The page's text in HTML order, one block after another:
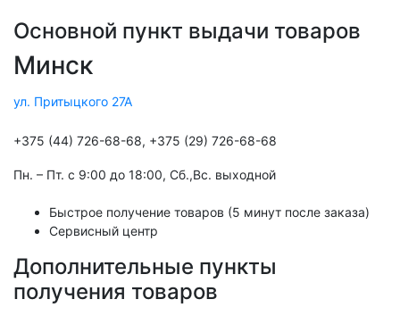
Основной пункт выдачи товаров
Минск
ул. Притыцкого 27А
+375 (44) 726-68-68, +375 (29) 726-68-68
Пн. – Пт. с 9:00 до 18:00, Cб.,Вс. выходной
Быстрое получение товаров (5 минут после заказа)
Сервисный центр
Дополнительные пункты
получения товаров